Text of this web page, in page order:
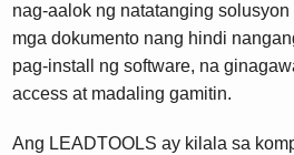
nag-aalok ng natatanging
mga dokumento nang hindi
pag-install ng software, na
access at madaling gamitin.
Ang LEADTOOLS ay kilala sa